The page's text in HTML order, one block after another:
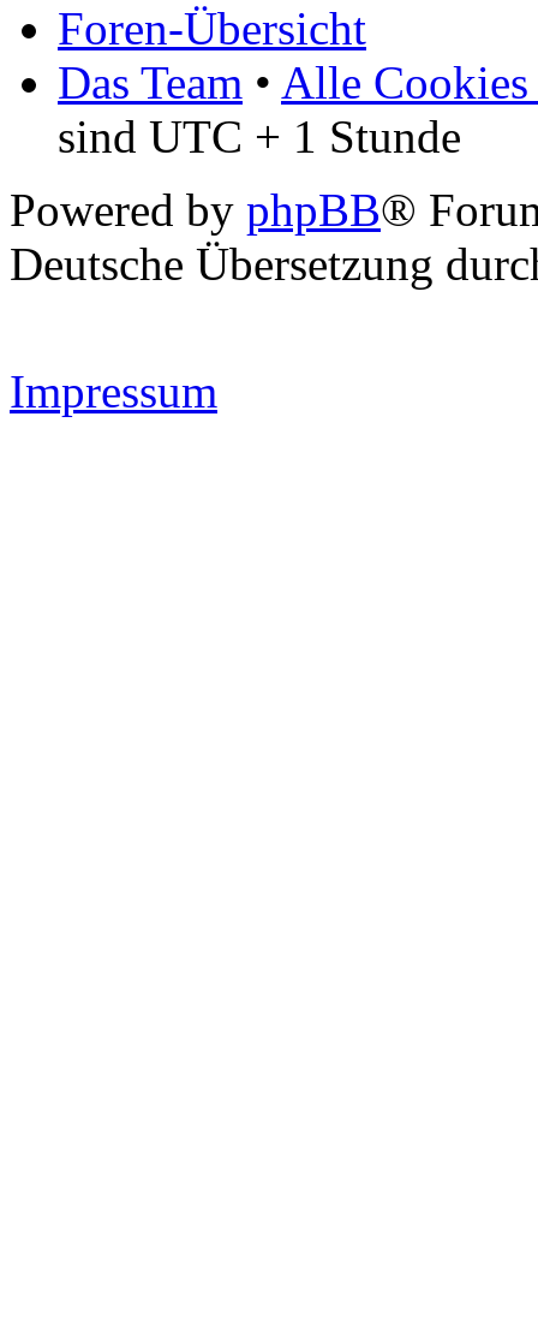
Foren-Übersicht
Das Team • Alle Cookies
sind UTC + 1 Stunde
Powered by phpBB®
Deutsche Übersetzung
Impressum